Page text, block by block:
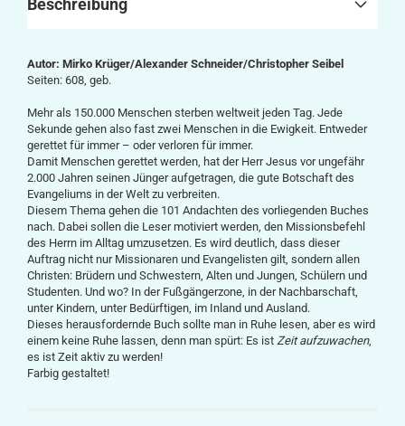
Beschreibung
Autor: Mirko Krüger/Alexander Schneider/Christopher Seibel
Seiten: 608, geb.
Mehr als 150.000 Menschen sterben weltweit jeden Tag. Jede
Sekunde gehen also fast zwei Menschen in die Ewigkeit. Entweder
gerettet für immer – oder verloren für immer.
Damit Menschen gerettet werden, hat der Herr Jesus vor ungefähr
2.000 Jahren seinen Jünger aufgetragen, die gute Botschaft des
Evangeliums in der Welt zu verbreiten.
Diesem Thema gehen die 101 Andachten des vorliegenden Buches
nach. Dabei sollen die Leser motiviert werden, den Missionsbefehl
des Herrn im Alltag umzusetzen. Es wird deutlich, dass dieser
Auftrag nicht nur Missionaren und Evangelisten gilt, sondern allen
Christen: Brüdern und Schwestern, Alten und Jungen, Schülern und
Studenten. Und wo? In der Fußgängerzone, in der Nachbarschaft,
unter Kindern, unter Bedürftigen, im Inland und Ausland.
Dieses herausfordernde Buch sollte man in Ruhe lesen, aber es wird
einem keine Ruhe lassen, denn man spürt: Es ist Zeit aufzuwachen,
es ist Zeit aktiv zu werden!
Farbig gestaltet!